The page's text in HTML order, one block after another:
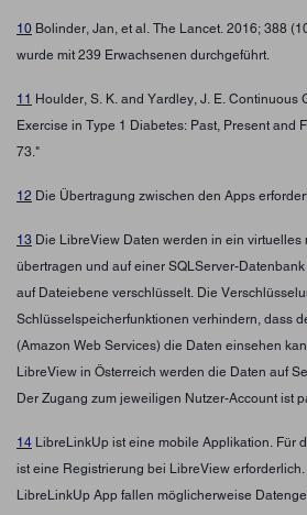
10 Bolinder, Jan, et al. The Lancet. 2016; 388
wurde mit 239 Erwachsenen durchgeführt.
11 Houlder, S. K. and Yardley, J. E. Continuous
Exercise in Type 1 Diabetes: Past, Present and
73."
12 Die Übertragung zwischen den Apps
13 Die LibreView Daten werden in ein virtuelles
übertragen und auf einer SQLServer-
auf Dateiebene verschlüsselt. Die
Schlüsselspeicherfunktionen verhindern, dass
(Amazon Web Services) die Daten einsehen
LibreView in Österreich werden die Daten auf
Der Zugang zum jeweiligen Nutzer-Account ist
14 LibreLinkUp ist eine mobile Applikation. Für
ist eine Registrierung bei LibreView
LibreLinkUp App fallen möglicherweise